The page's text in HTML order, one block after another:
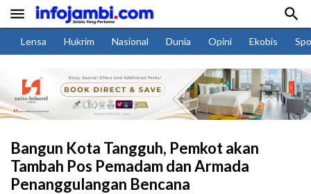
 
Lensa Hukrim Nasional Dunia Opini Ekobis
Bangun Kota Tangguh, Pemkot akan
Tambah Pos Pemadam dan Armada
Penanggulangan Bencana